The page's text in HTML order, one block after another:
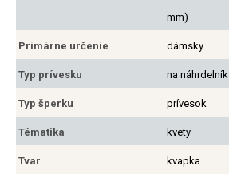
mm)
Primárne určenie dámsky
Typ prívesku na náhrdelník
Typ šperku prívesok
Tématika kvety
Tvar kvapka